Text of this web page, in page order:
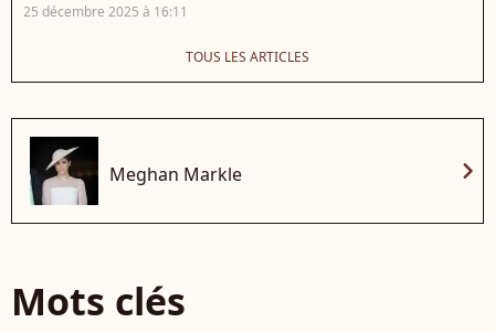
25 décembre 2025 à 16:11
TOUS LES ARTICLES
Meghan Markle chevron_right
Mots clés